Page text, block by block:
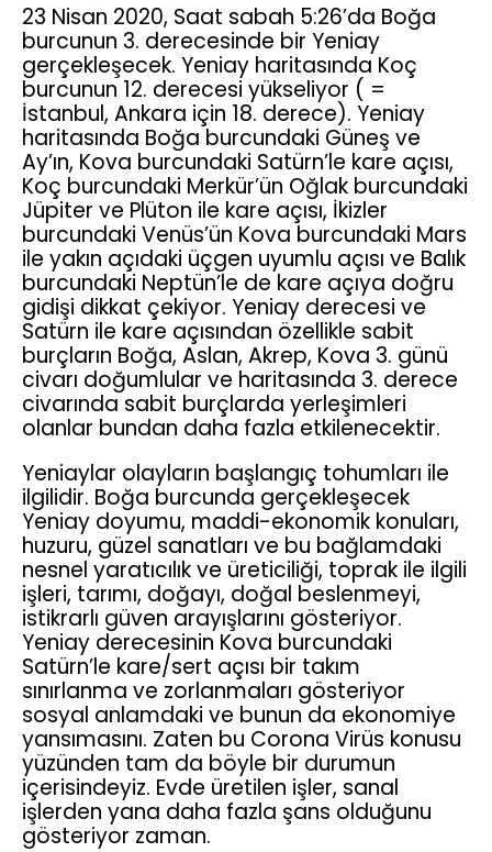
23 Nisan 2020, Saat sabah 5:26’da Boğa
burcunun 3. derecesinde bir Yeniay
gerçekleşecek. Yeniay haritasında Koç
burcunun 12. derecesi yükseliyor ( =
İstanbul, Ankara için 18. derece). Yeniay
haritasında Boğa burcundaki Güneş ve
Ay’ın, Kova burcundaki Satürn’le kare açısı,
Koç burcundaki Merkür’ün Oğlak burcundaki
Jüpiter ve Plüton ile kare açısı, İkizler
burcundaki Venüs’ün Kova burcundaki Mars
ile yakın açıdaki üçgen uyumlu açısı ve Balık
burcundaki Neptün’le de kare açıya doğru
gidişi dikkat çekiyor. Yeniay derecesi ve
Satürn ile kare açısından özellikle sabit
burçların Boğa, Aslan, Akrep, Kova 3. günü
civarı doğumlular ve haritasında 3. derece
civarında sabit burçlarda yerleşimleri
olanlar bundan daha fazla etkilenecektir.
Yeniaylar olayların başlangıç tohumları ile
ilgilidir. Boğa burcunda gerçekleşecek
Yeniay doyumu, maddi-ekonomik konuları,
huzuru, güzel sanatları ve bu bağlamdaki
nesnel yaratıcılık ve üreticiliği, toprak ile ilgili
işleri, tarımı, doğayı, doğal beslenmeyi,
istikrarlı güven arayışlarını gösteriyor.
Yeniay derecesinin Kova burcundaki
Satürn’le kare/sert açısı bir takım
sınırlanma ve zorlanmaları gösteriyor
sosyal anlamdaki ve bunun da ekonomiye
yansımasını. Zaten bu Corona Virüs konusu
yüzünden tam da böyle bir durumun
içerisindeyiz. Evde üretilen işler, sanal
işlerden yana daha fazla şans olduğunu
gösteriyor zaman.